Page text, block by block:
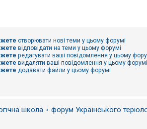
створювати нові теми у цьому форумі
відповідати на теми у цьому форумі
редагувати ваші повідомлення у цьому
видаляти ваші повідомлення у цьому форумі
додавати файли у цьому форумі
школа форум Українського